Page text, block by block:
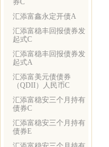
券C
汇添富鑫永定开债A
汇添富稳丰回报债券发
起式C
汇添富稳丰回报债券发
起式A
汇添富美元债债券
（QDII）人民币C
汇添富稳安三个月持有
债券C
汇添富稳安三个月持有
债券E